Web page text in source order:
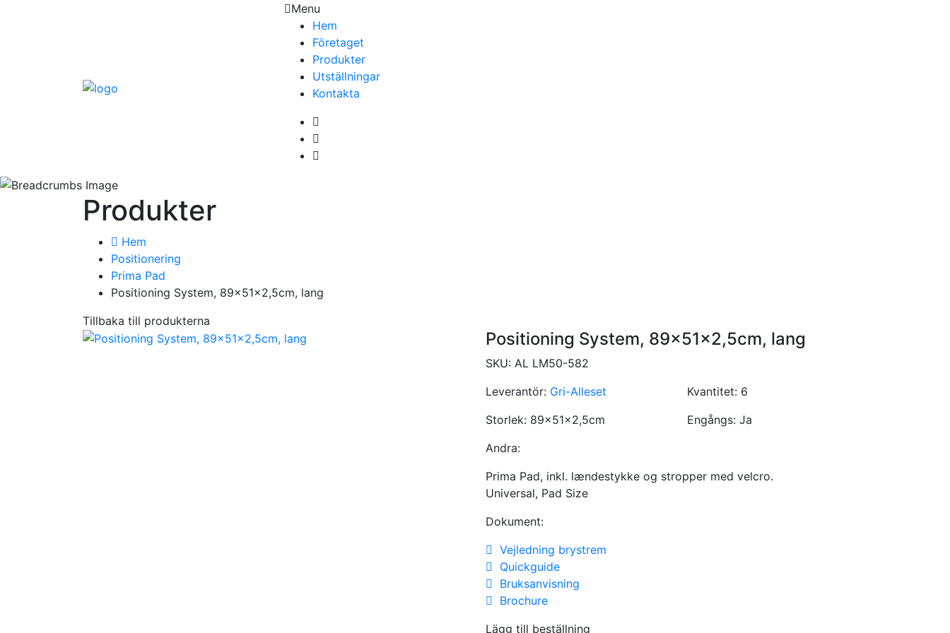
Menu
Hem
Företaget
Produkter
Utställningar
Kontakta
Produkter
Hem
Positionering
Prima Pad
Positioning System, 89x51x2,5cm, lang
Tillbaka till produkterna
Positioning System, 89x51x2,5cm, lang
SKU: AL LM50-582
Leverantör: Gri-Alleset Kvantitet: 6
Storlek: 89x51x2,5cm Engångs: Ja
Andra:
Prima Pad, inkl. lændestykke og stropper med velcro.
Universal, Pad Size
Dokument:
Vejledning brystrem
Quickguide
Bruksanvisning
Brochure
Lägg till beställning